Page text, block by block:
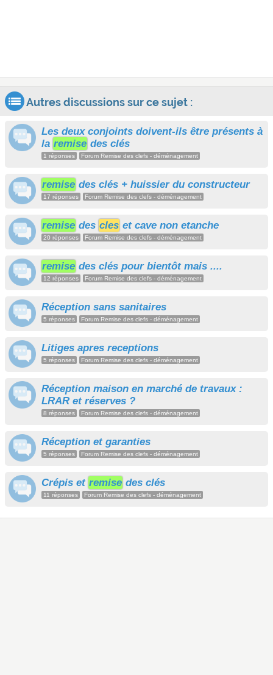
Autres discussions sur ce sujet :
Les deux conjoints doivent-ils être présents à
la remise des clés
1 réponses Forum Remise des clefs - déménagement
remise des clés + huissier du constructeur
17 réponses Forum Remise des clefs - déménagement
remise des cles et cave non etanche
20 réponses Forum Remise des clefs - déménagement
remise des clés pour bientôt mais ....
12 réponses Forum Remise des clefs - déménagement
Réception sans sanitaires
5 réponses Forum Remise des clefs - déménagement
Litiges apres receptions
5 réponses Forum Remise des clefs - déménagement
Réception maison en marché de travaux :
LRAR et réserves ?
8 réponses Forum Remise des clefs - déménagement
Réception et garanties
5 réponses Forum Remise des clefs - déménagement
Crépis et remise des clés
11 réponses Forum Remise des clefs - déménagement